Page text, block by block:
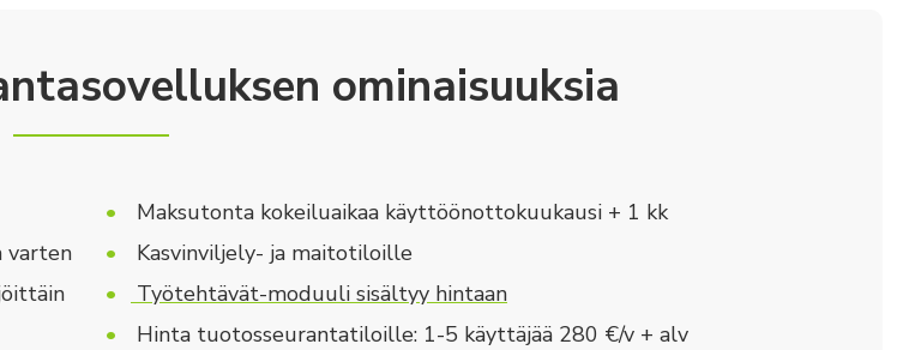
ominaisuuksia
varten
Maksutonta kokeiluaikaa käyttöönottokuukausi + 1 kk
Kasvinviljely- ja maitotiloille
Työtehtävät-moduuli sisältyy hintaan
Hinta tuotosseurantatiloille: 1-5 käyttäjää 280 €/v + alv